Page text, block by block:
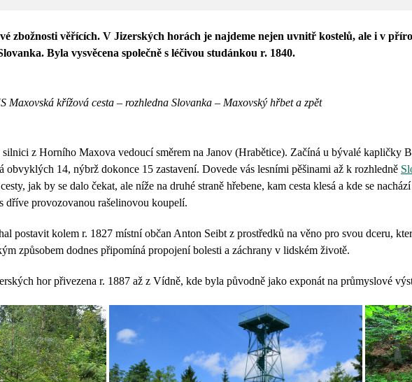
zbožnosti věřících. V Jizerských horách je najdeme nejen uvnitř kostelů, ale i v
Byla vysvěcena společně s léčivou studánkou r. 1840.
Maxovská křížová cesta – rozhledna Slovanka – Maxovský hřbet a zpět
silnici z Horního Maxova vedoucí směrem na Janov (Hrabětice). Začíná u bývalé kapličky
obvyklých 14, nýbrž dokonce 15 zastavení. Dovede vás lesními pěšinami až k rozhledně
jak by se dalo čekat, ale níže na druhé straně hřebene, kam cesta klesá a kde se
dříve provozovanou rašelinovou koupelí.
postavit kolem r. 1827 místní občan Anton Seibt z prostředků na věno pro svou dceru,
způsobem dodnes připomíná propojení bolesti a záchrany v lidském životě.
hor přivezena r. 1887 až z Vídně, kde byla původně jako exponát na průmyslové